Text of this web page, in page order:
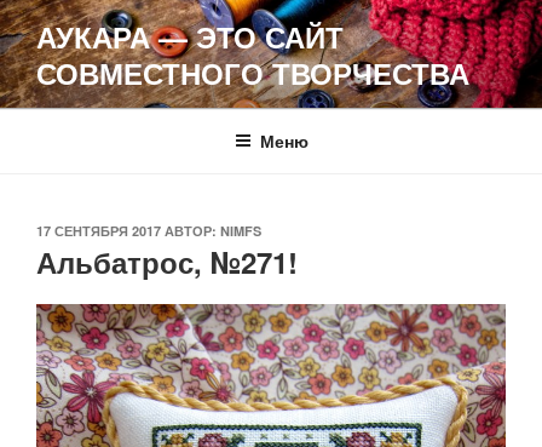
Перейти
к
содержимому
АУКАРА — ЭТО САЙТ
СОВМЕСТНОГО ТВОРЧЕСТВА
Меню
ОПУБЛИКОВАНО
17 СЕНТЯБРЯ 2017 АВТОР: NIMFS
Альбатрос, №271!